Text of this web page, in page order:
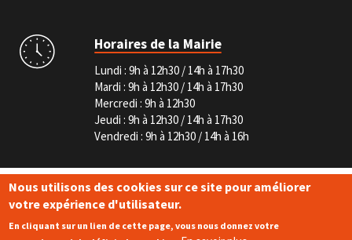
Horaires de la Mairie
Lundi : 9h à 12h30 / 14h à 17h30
Mardi : 9h à 12h30 / 14h à 17h30
Mercredi : 9h à 12h30
Jeudi : 9h à 12h30 / 14h à 17h30
Vendredi : 9h à 12h30 / 14h à 16h
Pied
de
page
Marchés publics
Service-public.fr
Mentions légales
Nous utilisons des cookies sur ce site pour améliorer
votre expérience d'utilisateur.
En cliquant sur un lien de cette page, vous nous donnez votre